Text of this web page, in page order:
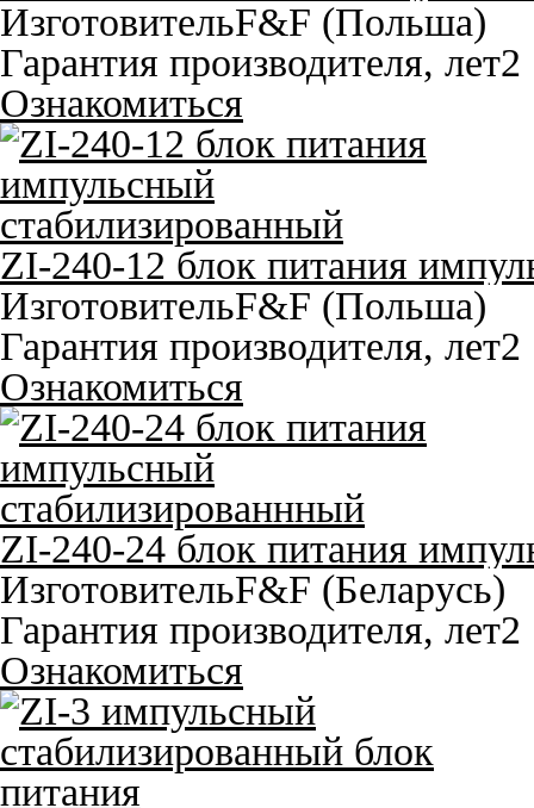
ИзготовительF&F (Польша)
Гарантия производителя, лет2
Ознакомиться
ZI-240-12 блок питания
ИзготовительF&F (Польша)
Гарантия производителя, лет2
Ознакомиться
ZI-240-24 блок питания
ИзготовительF&F (Беларусь)
Гарантия производителя, лет2
Ознакомиться